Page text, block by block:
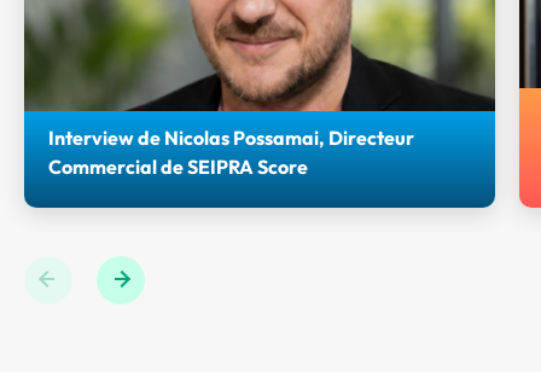
Interview de Nicolas Possamai, Directeur
Commercial de SEIPRA Score
Retrouvez l'interview de Nicolas POSSAMAI, Directeur
Journées AGIR 2026.